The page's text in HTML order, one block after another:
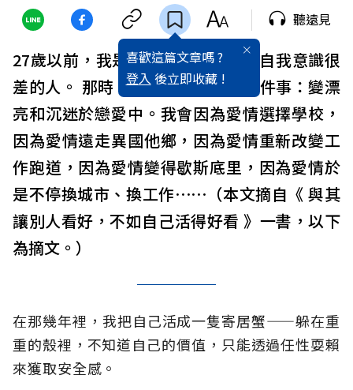
喜歡這篇文章嗎 ?
登入 後立即收藏 !
聽遠見
27歲以前，我是個思想極度匱乏，自我意識很
差的人。 那時，我的世界裡只有兩件事：變漂
亮和沉迷於戀愛中。我會因為愛情選擇學校，
因為愛情遠走異國他鄉，因為愛情重新改變工
作跑道，因為愛情變得歇斯底里，因為愛情於
是不停換城市、換工作⋯⋯（本文摘自《 與其
讓別人看好，不如自己活得好看 》一書，以下
為摘文。）
在那幾年裡，我把自己活成一隻寄居蟹——躲在重
重的殼裡，不知道自己的價值，只能透過任性耍賴
來獲取安全感。